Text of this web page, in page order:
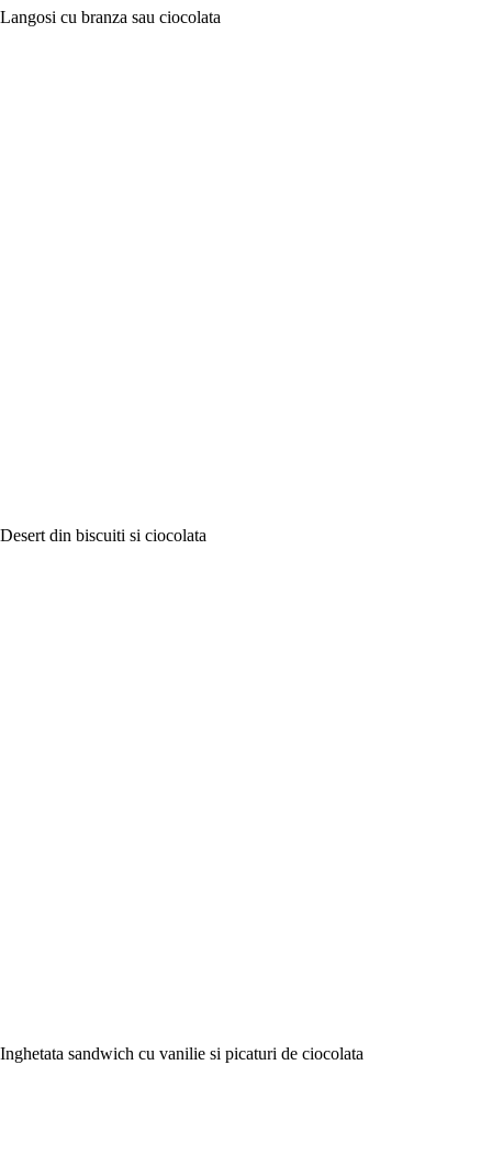
Langosi cu branza sau ciocolata
Desert din biscuiti si ciocolata
Inghetata sandwich cu vanilie si picaturi de ciocolata